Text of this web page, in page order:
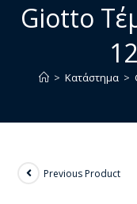
Giotto
> Κατάστημα >
Previous Product